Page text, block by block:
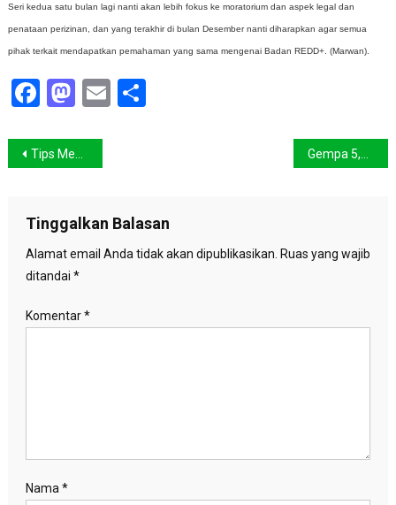
Seri kedua satu bulan lagi nanti akan lebih fokus ke moratorium dan aspek legal dan
penataan perizinan, dan yang terakhir di bulan Desember nanti diharapkan agar semua
pihak terkait mendapatkan pemahaman yang sama mengenai Badan REDD+. (Marwan).
Facebook
Mastodon
EmailShare
Navigasi
Tips Menghemat Air Saat Mencuci Peralatan Makan
Tinggalkan Balasan
Alamat email Anda tidak akan dipublikasikan. Ruas yang wajib
ditandai *
Komentar*
Nama *